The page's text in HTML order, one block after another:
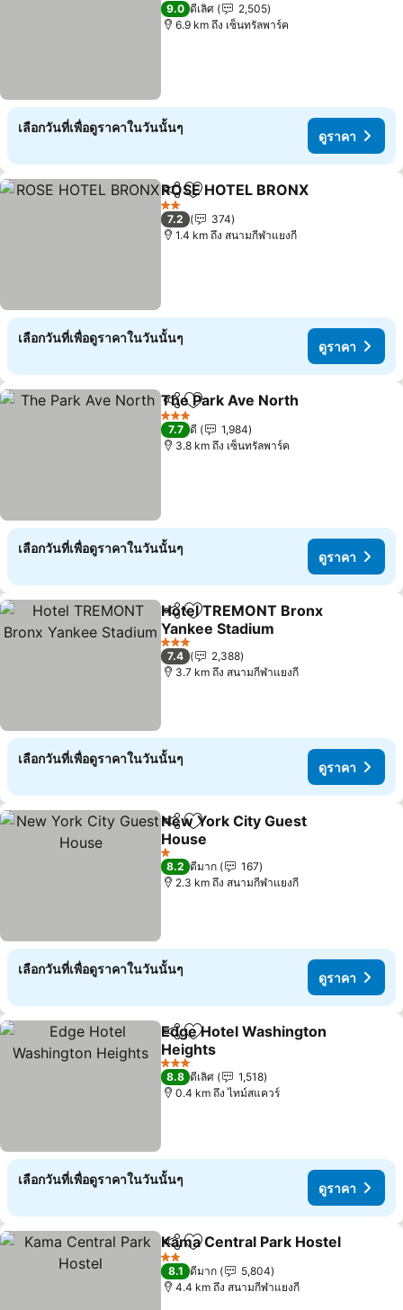
9.0 ดีเลิศ
2,505
6.9 km ถึง เซ็นทรัลพาร์ค
เลือกวันที่เพื่อดูราคาในวันนั้นๆ
ดูราคา
แชร์ เพิ่มในรายการโปรด
ROSE HOTEL BRONX
2 ดาว
7.2
374
1.4 km ถึง สนามกีฬาแยงกี
เลือกวันที่เพื่อดูราคาในวันนั้นๆ
ดูราคา
แชร์ เพิ่มในรายการโปรด
The Park Ave North
3 ดาว
7.7 ดี
1,984
3.8 km ถึง เซ็นทรัลพาร์ค
เลือกวันที่เพื่อดูราคาในวันนั้นๆ
ดูราคา
แชร์ เพิ่มในรายการโปรด
Hotel TREMONT Bronx
Yankee Stadium
3 ดาว
7.4
2,388
3.7 km ถึง สนามกีฬาแยงกี
เลือกวันที่เพื่อดูราคาในวันนั้นๆ
ดูราคา
แชร์ เพิ่มในรายการโปรด
New York City Guest
House
1 ดาว
8.2 ดีมาก
167
2.3 km ถึง สนามกีฬาแยงกี
เลือกวันที่เพื่อดูราคาในวันนั้นๆ
ดูราคา
แชร์ เพิ่มในรายการโปรด
Edge Hotel Washington
Heights
3 ดาว
8.8 ดีเลิศ
1,518
0.4 km ถึง ไทม์สแควร์
เลือกวันที่เพื่อดูราคาในวันนั้นๆ
ดูราคา
แชร์ เพิ่มในรายการโปรด
Kama Central Park Hostel
2 ดาว
8.1 ดีมาก
5,804
4.4 km ถึง สนามกีฬาแยงกี